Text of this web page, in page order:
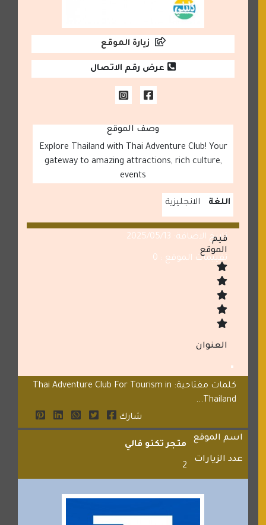
زيارة الموقع
عرض رقم الاتصال
وصف الموقع
Explore Thailand with Thai Adventure Club! Your
gateway to amazing attractions, rich culture,
events
اللغة الانجليزية
تاريخ الاضافة: 2025/05/13
تقييمات الموقع : 0
قيم
الموقع
العنوان
كلمات مفتاحية: Thai Adventure Club For Tourism in
Thailand...
شارك
اسم الموقع
متجر تكنو فالي
عدد الزيارات
2